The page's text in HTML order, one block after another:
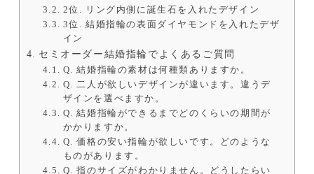
2位. リング内側に誕生石を入れたデザイン
3位. 結婚指輪の表面ダイヤモンドを入れたデザ
イン
セミオーダー結婚指輪でよくあるご質問
Q. 結婚指輪の素材は何種類ありますか。
Q. 二人が欲しいデザインが違います。違うデ
ザインを選べますか。
Q. 結婚指輪ができるまでどのくらいの期間が
かかりますか。
Q. 価格の安い指輪が欲しいです。どのような
ものがあります。
Q. 指のサイズがわかりません。どうしたらい